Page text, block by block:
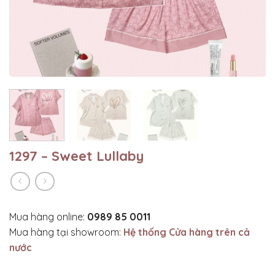
1297 – Sweet Lullaby
Mua hàng online: 0989 85 0011
Mua hàng tại showroom: Hệ thống Cửa hàng trên cả
nước